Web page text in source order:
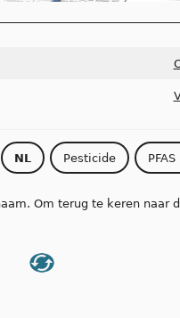
NL Pesticide PFAS
Om terug te keren naar